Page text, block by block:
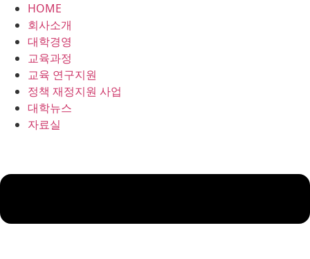
HOME
회사소개
대학경영
교육과정
교육 연구지원
정책 재정지원 사업
대학뉴스
자료실